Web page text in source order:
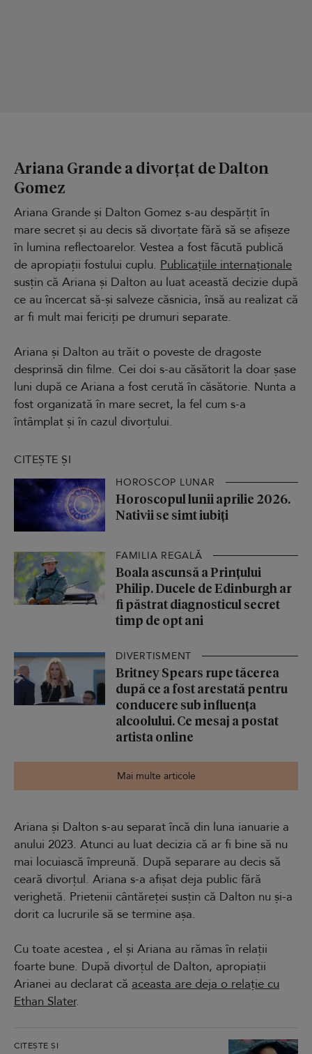
Ariana Grande a divorțat de Dalton
Gomez
Ariana Grande și Dalton Gomez s-au despărțit în
mare secret și au decis să divorțate fără să se afișeze
în lumina reflectoarelor. Vestea a fost făcută publică
de apropiații fostului cuplu. Publicațiile internaționale
susțin că Ariana și Dalton au luat această decizie după
ce au încercat să-și salveze căsnicia, însă au realizat că
ar fi mult mai fericiți pe drumuri separate.
Ariana și Dalton au trăit o poveste de dragoste
desprinsă din filme. Cei doi s-au căsătorit la doar șase
luni după ce Ariana a fost cerută în căsătorie. Nunta a
fost organizată în mare secret, la fel cum s-a
întâmplat și în cazul divorțului.
CITEȘTE ȘI
HOROSCOP LUNAR
Horoscopul lunii aprilie 2026.
Nativii se simt iubiți
FAMILIA REGALĂ
Boala ascunsă a Prințului
Philip. Ducele de Edinburgh ar
fi păstrat diagnosticul secret
timp de opt ani
DIVERTISMENT
Britney Spears rupe tăcerea
după ce a fost arestată pentru
conducere sub influența
alcoolului. Ce mesaj a postat
artista online
Mai multe articole
Ariana și Dalton s-au separat încă din luna ianuarie a
anului 2023. Atunci au luat decizia că ar fi bine să nu
mai locuiască împreună. După separare au decis să
ceară divorțul. Ariana s-a afișat deja public fără
verighetă. Prietenii cântăreței susțin că Dalton nu și-a
dorit ca lucrurile să se termine așa.
Cu toate acestea , el și Ariana au rămas în relații
foarte bune. După divorțul de Dalton, apropiații
Arianei au declarat că aceasta are deja o relație cu
Ethan Slater.
CITEȘTE ȘI